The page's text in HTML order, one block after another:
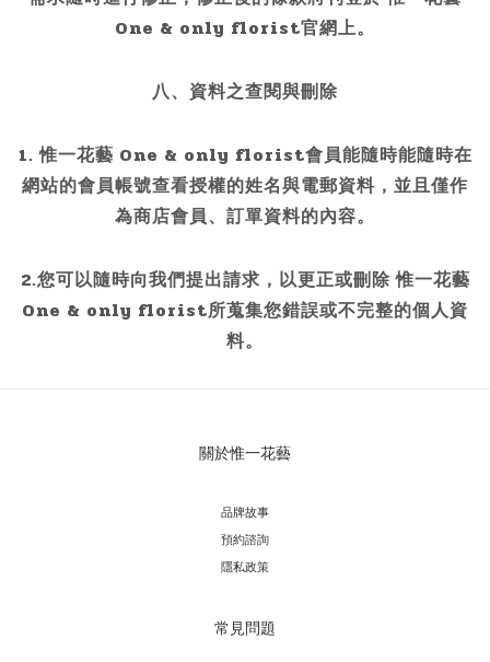
One & only florist官網上。
八、資料之查閱與刪除
1. 惟一花藝 One & only florist會員能隨時能隨時在
網站的會員帳號查看授權的姓名與電郵資料，並且僅作
為商店會員、訂單資料的內容。
2.您可以隨時向我們提出請求，以更正或刪除 惟一花藝
One & only florist所蒐集您錯誤或不完整的個人資
料。
關於惟一花藝
品牌故事
預約諮詢
隱私政策
常見問題